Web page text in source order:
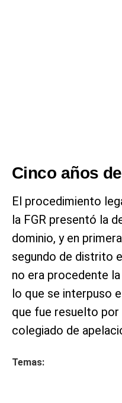
Cinco años
El procedimiento
la FGR presentó la
dominio, y en
segundo de distrito
no era procedente
lo que se interpuso
que fue resuelto
colegiado de
Temas: